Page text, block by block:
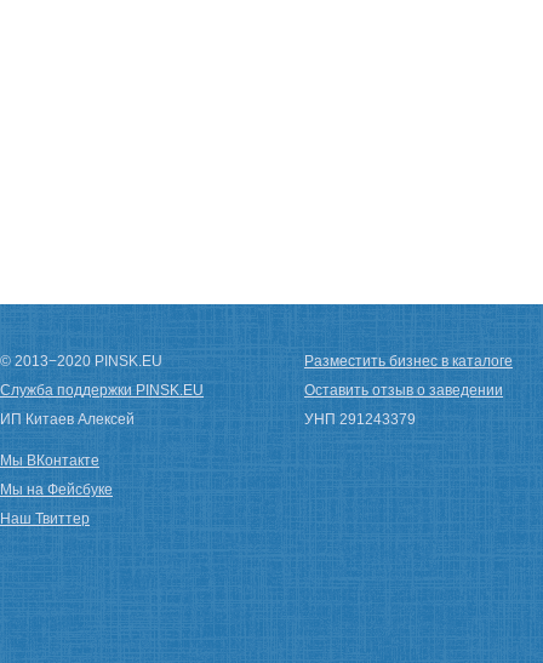
© 2013−2020 PINSK.EU
Служба поддержки PINSK.EU
ИП Китаев Алексей
Разместить бизнес в каталоге
Оставить отзыв о заведении
УНП 291243379
Мы ВКонтакте
Мы на Фейсбуке
Наш Твиттер